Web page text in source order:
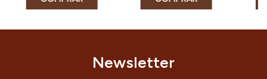
Newsletter